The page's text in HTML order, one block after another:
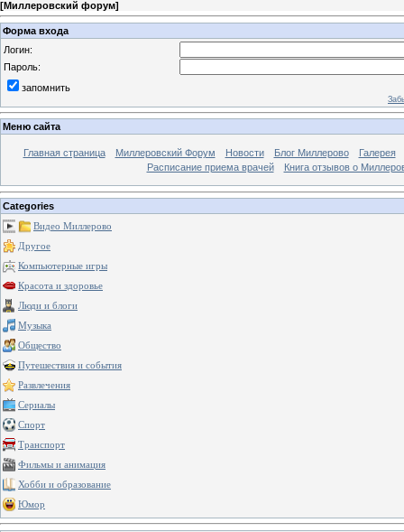
[Миллеровский форум]
Форма входа
Логин:
Пароль:
запомнить
Меню сайта
Главная страница Миллеровский Форум Новости Блог Миллерово
Галерея
Расписание приема врачей
Книга отзывов о
Categories
Видео Миллерово
Другое
Компьютерные игры
Красота и здоровье
Люди и блоги
Музыка
Общество
Путешествия и события
Развлечения
Сериалы
Спорт
Транспорт
Фильмы и анимация
Хобби и образование
Юмор